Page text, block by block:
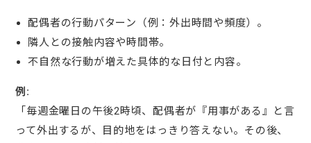
配偶者の行動パターン（例：外出時間や頻度）。
隣人との接触内容や時間帯。
不自然な行動が増えた具体的な日付と内容。
例:
「毎週金曜日の午後2時頃、配偶者が『用事がある』と言
って外出するが、目的地をはっきり答えない。その後、